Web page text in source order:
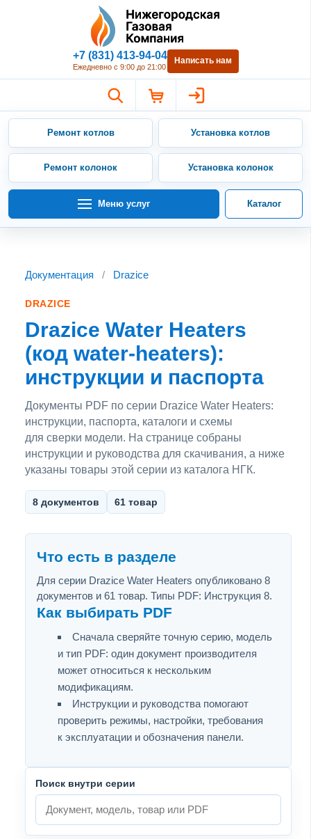
Нижегородская Газовая
+7 (831) 413-94-04
Ежедневно с 9:00 до 21:00
Написать нам
Ремонт котлов Установка котлов
Ремонт колонок Установка колонок
Меню услуг Каталог
Документация / Drazice
DRAZICE
Drazice Water Heaters
(код water-heaters):
инструкции и паспорта
Документы PDF по серии Drazice Water Heaters:
инструкции, паспорта, каталоги и схемы
для сверки модели. На странице собраны
инструкции и руководства для скачивания, а ниже
указаны товары этой серии из каталога НГК.
8 документов 61 товар
Что есть в разделе
Для серии Drazice Water Heaters опубликовано 8
документов и 61 товар. Типы PDF: Инструкция 8.
Как выбирать PDF
Сначала сверяйте точную серию, модель
и тип PDF: один документ производителя
может относиться к нескольким
модификациям.
Инструкции и руководства помогают
проверить режимы, настройки, требования
к эксплуатации и обозначения панели.
Поиск внутри серии